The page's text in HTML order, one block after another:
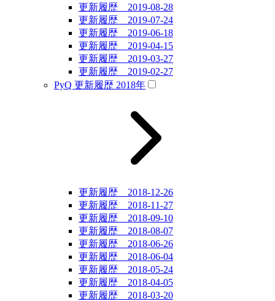
更新履歴 2019-08-28
更新履歴 2019-07-24
更新履歴 2019-06-18
更新履歴 2019-04-15
更新履歴 2019-03-27
更新履歴 2019-02-27
PyQ 更新履歴 2018年
更新履歴 2018-12-26
更新履歴 2018-11-27
更新履歴 2018-09-10
更新履歴 2018-08-07
更新履歴 2018-06-26
更新履歴 2018-06-04
更新履歴 2018-05-24
更新履歴 2018-04-05
更新履歴 2018-03-20